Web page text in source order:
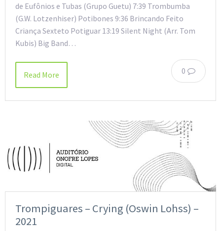
de Eufônios e Tubas (Grupo Guetu) 7:39 Trombumba
(G.W. Lotzenhiser) Potibones 9:36 Brincando Feito
Criança Sexteto Potiguar 13:19 Silent Night (Arr. Tom
Kubis) Big Band…
0
Read More
Trompiguares – Crying (Oswin Lohss) –
2021